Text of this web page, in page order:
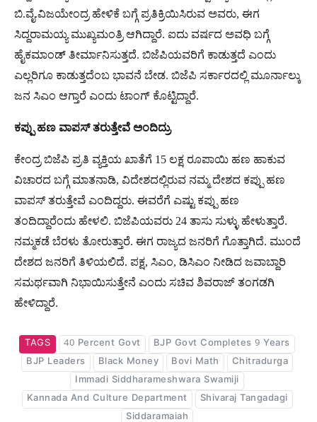
ಬಿ.ವೈ.ವಿಜಯೇಂದ್ರ ಹೇಳಿಕೆ ಬಗ್ಗೆ ಪ್ರತಿಕ್ರಿಯಿಸಿರುವ ಅವರು, ಈಗ
ಸಿದ್ದರಾಮಯ್ಯ ಮುಖ್ಯಮಂತ್ರಿ ಆಗಿದ್ದಾರೆ. ಐದು ವರ್ಷದ ಅವಧಿ ಬಗ್ಗೆ
ಹೈಕಮಾಂಡ್ ತೀರ್ಮಾನಿಸುತ್ತದೆ. ಬಿಜೆಪಿಯವರಿಗೆ ಕಾಡುತ್ತದೆ ಎಂದು
ಎಲ್ಲರಿಗೂ ಕಾಡುತ್ತದೆಂಬ ಭಾವನೆ ಬೇಡ. ಬಿಜೆಪಿ ಸರ್ಕಾರದಲ್ಲಿ ಮೂರ್ನಾಲ್ಕು
ಜನ ಸಿಎಂ ಆಗ್ತಾರೆ ಎಂದು ಟಾಂಗ್ ಕೊಟ್ಟಿದ್ದಾರೆ.
ಕಪ್ಪು ಹಣ ವಾಪಸ್ ತರುತ್ತೇವೆ ಅಂದಿದ್ರು
ಕೇಂದ್ರ ಬಿಜೆಪಿ ಪ್ರತಿ ವ್ಯಕ್ತಿಯ ಖಾತೆಗೆ 15 ಲಕ್ಷ ರೂಪಾಯಿ ಹಣ ಹಾಕುವ
ವಿಚಾರದ ಬಗ್ಗೆ ಮಾತನಾಡಿ, ವಿದೇಶದಲ್ಲಿರುವ ನಮ್ಮ ದೇಶದ ಕಪ್ಪು ಹಣ
ವಾಪಸ್ ತರುತ್ತೇವೆ ಎಂದಿದ್ದರು. ಈವರೆಗೆ ಎಷ್ಟು ಕಪ್ಪು ಹಣ
ತಂದಿದ್ದಾರೆಂದು ಹೇಳಲಿ. ಬಿಜೆಪಿಯವರು 24 ತಾಸು ಸುಳ್ಳು ಹೇಳುತ್ತಾರೆ.
ನಮ್ಮಕಡೆ ಬೆರಳು ತೋರುತ್ತಾರೆ. ಈಗ ರಾಜ್ಯದ ಜನರಿಗೆ ಗೊತ್ತಾಗಿದೆ. ಮುಂದೆ
ದೇಶದ ಜನರಿಗೆ ತಿಳಿಯಲಿದೆ. ಪಕ್ಷ, ಸಿಎಂ, ಡಿಸಿಎಂ ನೀಡಿದ ಜವಾಬ್ದಾರಿ
ಸಮರ್ಥವಾಗಿ ನಿಭಾಯಿಸುತ್ತೇನೆ ಎಂದು ಸಚಿವ ಶಿವರಾಜ್ ತಂಗಡಗಿ
ಹೇಳಿದ್ದಾರೆ.
TAGS 40 Percent Govt
BJP Govt Completes 9 Years
BJP Leaders
Black Money Bovi Math
Chitradurga
Immadi Siddharameshwara Swamiji
Kannada And Culture Department
Shivaraj Tangadagi
Siddaramaiah